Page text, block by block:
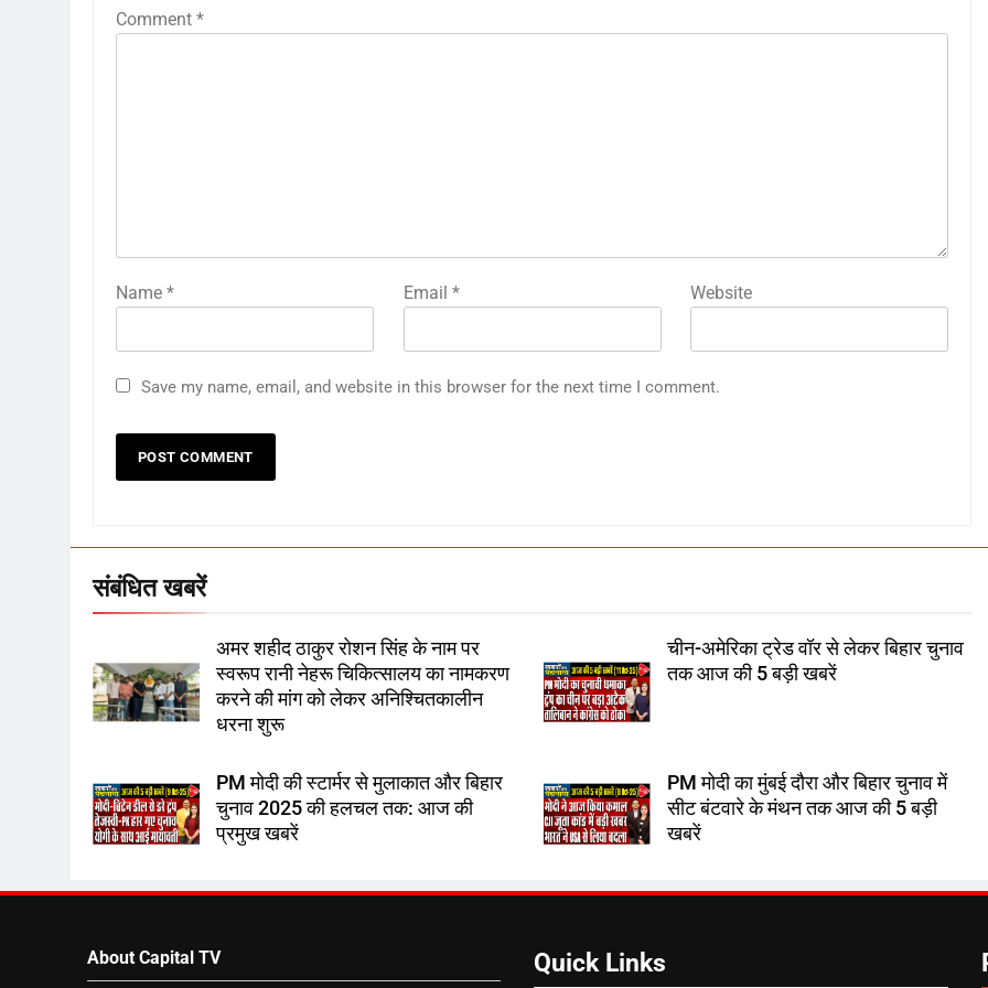
Comment *
Name * Email * Website
Save my name, email, and website in this browser for the next time I comment.
संबंधित खबरें
अमर शहीद ठाकुर रोशन सिंह के नाम पर
स्वरूप रानी नेहरू चिकित्सालय का नामकरण
करने की मांग को लेकर अनिश्चितकालीन
धरना शुरू
चीन-अमेरिका ट्रेड वॉर से लेकर बिहार चुनाव
तक आज की 5 बड़ी खबरें
PM मोदी की स्टार्मर से मुलाकात और बिहार
चुनाव 2025 की हलचल तक: आज की
प्रमुख खबरें
PM मोदी का मुंबई दौरा और बिहार चुनाव में
सीट बंटवारे के मंथन तक आज की 5 बड़ी
खबरें
About Capital TV Quick Links